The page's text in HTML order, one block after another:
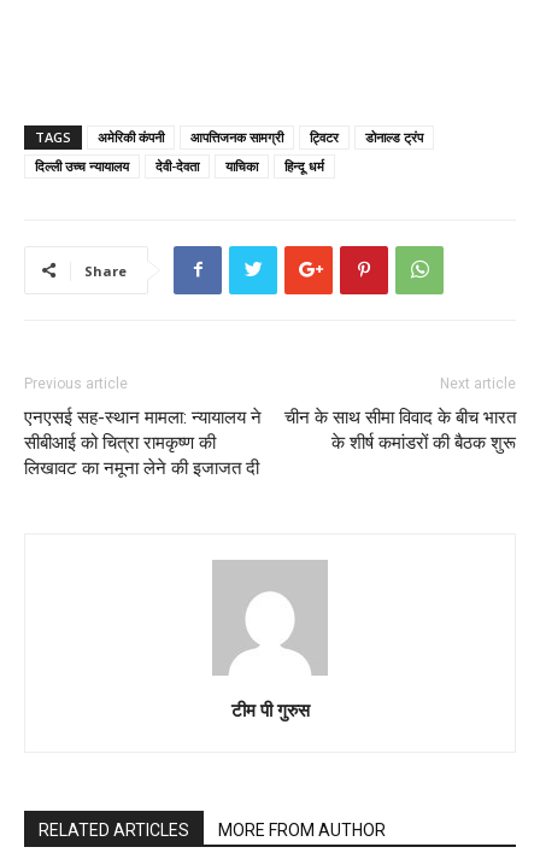
TAGS अमेरिकी कंपनी आपत्तिजनक सामग्री ट्विटर
डोनाल्ड ट्रंप
दिल्ली उच्च न्यायालय
देवी-देवता याचिका हिन्दू धर्म
Share
Previous article
एनएसई सह-स्थान मामला: न्यायालय ने
सीबीआई को चित्रा रामकृष्ण की
लिखावट का नमूना लेने की इजाजत दी
Next article
चीन के साथ सीमा विवाद के बीच भारत
के शीर्ष कमांडरों की बैठक शुरू
टीम पी गुरुस
RELATED ARTICLES MORE FROM AUTHOR